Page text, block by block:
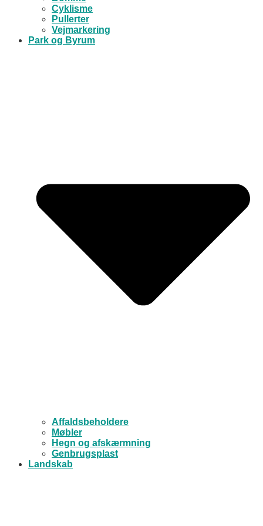
Cyklisme
Pullerter
Vejmarkering
Park og Byrum
Affaldsbeholdere
Møbler
Hegn og afskærmning
Genbrugsplast
Landskab